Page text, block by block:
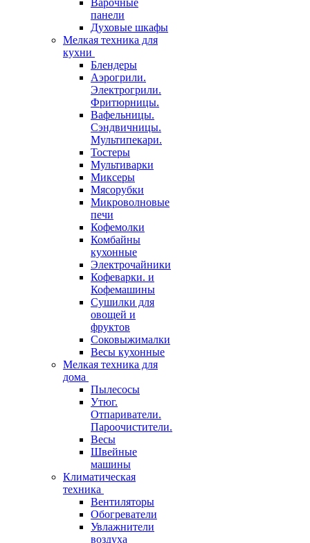
Варочные
панели
Духовые шкафы
Мелкая техника для
кухни
Блендеры
Аэрогрили.
Электрогрили.
Фритюрницы.
Вафельницы.
Сэндвичницы.
Мультипекари.
Тостеры
Мультиварки
Миксеры
Мясорубки
Микроволновые
печи
Кофемолки
Комбайны
кухонные
Электрочайники
Кофеварки. и
Кофемашины
Сушилки для
овощей и
фруктов
Соковыжималки
Весы кухонные
Мелкая техника для
дома
Пылесосы
Утюг.
Отпариватели.
Пароочистители.
Весы
Швейные
машины
Климатическая
техника
Вентиляторы
Обогреватели
Увлажнители
воздуха